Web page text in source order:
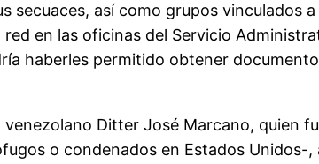
secuaces, así como grupos vinculados
en las oficinas del Servicio
haberles permitido obtener
Ditter José Marcano, quien
o condenados en Estados Unidos-